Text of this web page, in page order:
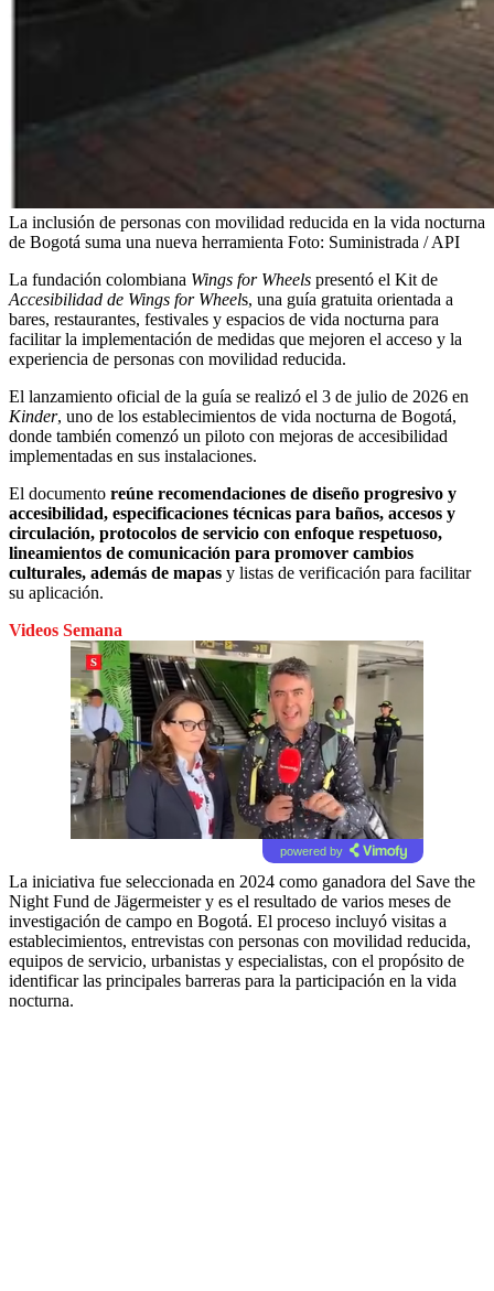
La inclusión de personas con movilidad reducida en la vida nocturna
de Bogotá suma una nueva herramienta Foto: Suministrada / API
La fundación colombiana Wings for Wheels presentó el Kit de
Accesibilidad de Wings for Wheels, una guía gratuita orientada a
bares, restaurantes, festivales y espacios de vida nocturna para
facilitar la implementación de medidas que mejoren el acceso y la
experiencia de personas con movilidad reducida.
El lanzamiento oficial de la guía se realizó el 3 de julio de 2026 en
Kinder, uno de los establecimientos de vida nocturna de Bogotá,
donde también comenzó un piloto con mejoras de accesibilidad
implementadas en sus instalaciones.
El documento reúne recomendaciones de diseño progresivo y
accesibilidad, especificaciones técnicas para baños, accesos y
circulación, protocolos de servicio con enfoque respetuoso,
lineamientos de comunicación para promover cambios
culturales, además de mapas y listas de verificación para facilitar
su aplicación.
Videos Semana
powered by
La iniciativa fue seleccionada en 2024 como ganadora del Save the
Night Fund de Jägermeister y es el resultado de varios meses de
investigación de campo en Bogotá. El proceso incluyó visitas a
establecimientos, entrevistas con personas con movilidad reducida,
equipos de servicio, urbanistas y especialistas, con el propósito de
identificar las principales barreras para la participación en la vida
nocturna.